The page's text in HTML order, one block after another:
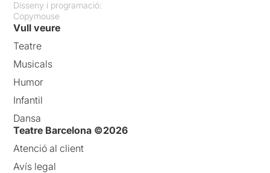
Disseny i programació:
Copymouse
Vull veure
Teatre
Musicals
Humor
Infantil
Dansa
Teatre Barcelona ©2026
Atenció al client
Avís legal